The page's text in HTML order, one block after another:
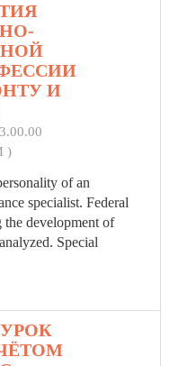
И
)
of an
specialist. Federal
the development of
Special